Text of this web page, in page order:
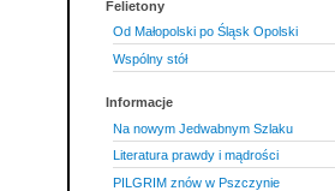
Felietony
Od Małopolski po Śląsk Opolski
Wspólny stół
Informacje
Na nowym Jedwabnym Szlaku
Literatura prawdy i mądrości
PILGRIM znów w Pszczynie